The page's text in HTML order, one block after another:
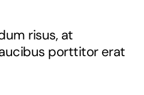
risus, at
porttitor erat